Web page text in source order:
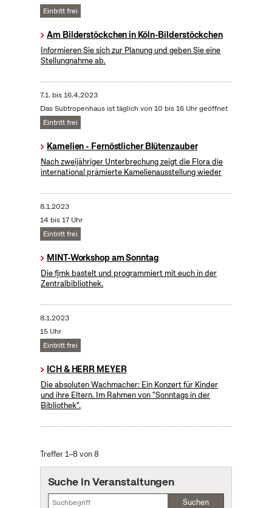
Eintritt frei
Am Bilderstöckchen in Köln-Bilderstöckchen
Informieren Sie sich zur Planung und geben Sie eine
Stellungnahme ab.
7.1. bis16.4.2023
Das Subtropenhaus ist täglich von 10 bis 16 Uhr geöffnet
Eintritt frei
Kamelien - Fernöstlicher Blütenzauber
Nach zweijähriger Unterbrechung zeigt die Flora die
international prämierte Kamelienausstellung wieder
8.1.2023
14 bis 17 Uhr
Eintritt frei
MINT-Workshop am Sonntag
Die fjmk bastelt und programmiert mit euch in der
Zentralbibliothek.
8.1.2023
15 Uhr
Eintritt frei
ICH & HERR MEYER
Die absoluten Wachmacher: Ein Konzert für Kinder
und ihre Eltern. Im Rahmen von "Sonntags in der
Bibliothek".
Treffer 1–8 von 8
Suche in Veranstaltungen
Suchen